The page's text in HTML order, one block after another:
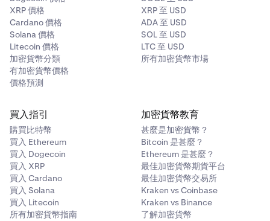
XRP 價格
Cardano 價格
Solana 價格
Litecoin 價格
加密貨幣分類
有加密貨幣價格
價格預測
XRP 至 USD
ADA 至 USD
SOL 至 USD
LTC 至 USD
所有加密貨幣市場
買入指引
購買比特幣
買入 Ethereum
買入 Dogecoin
買入 XRP
買入 Cardano
買入 Solana
買入 Litecoin
所有加密貨幣指南
加密貨幣教育
甚麼是加密貨幣？
Bitcoin 是甚麼？
Ethereum 是甚麼？
最佳加密貨幣期貨平台
最佳加密貨幣交易所
Kraken vs Coinbase
Kraken vs Binance
了解加密貨幣